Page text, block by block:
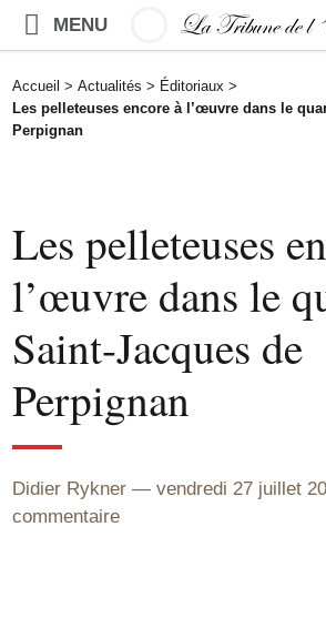
MENU
Accueil > Actualités > Éditoriaux >
Les pelleteuses encore à l’œuvre dans le
Perpignan
Les pelleteuses
l’œuvre dans le
Saint-Jacques de
Perpignan
Didier Rykner vendredi 27 juillet
commentaire